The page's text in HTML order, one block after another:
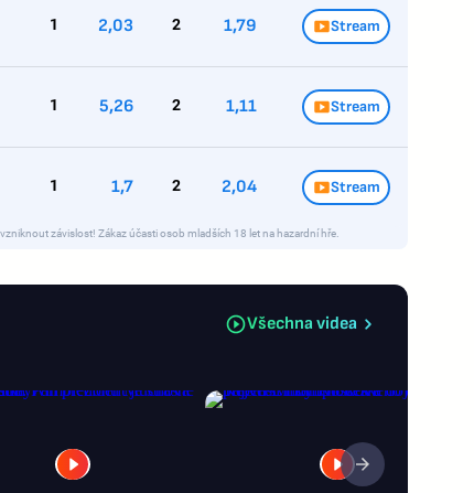
1 2,03 2 1,79 Stream
1 5,26 2 1,11 Stream
1 1,7 2 2,04 Stream
závislost! Zákaz účasti osob mladších 18 let na hazardní hře.
Všechna videa